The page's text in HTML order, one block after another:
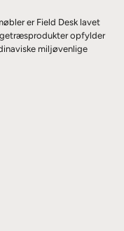
er Field Desk lavet
opfylder
miljøvenlige